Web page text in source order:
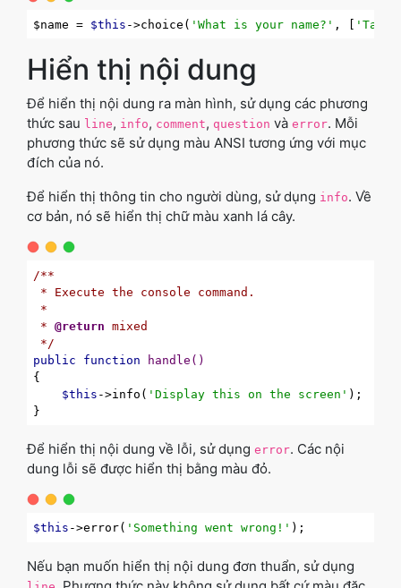
$name = $this ->choice( 'What is your name?' , [
Hiển thị nội dung
Để hiển thị nội dung ra màn hình, sử dụng các phương
thức sau line, info, comment, question và error. Mỗi
phương thức sẽ sử dụng màu ANSI tương ứng với mục
đích của nó.
Để hiển thị thông tin cho người dùng, sử dụng info. Về
cơ bản, nó sẽ hiển thị chữ màu xanh lá cây.
/**
* Execute the console command.
*
* @return mixed
*/
public
function handle ()
{
$this ->info( 'Display this on the screen' );
Để hiển thị nội dung về lỗi, sử dụng error. Các nội
dung lỗi sẽ được hiển thị bằng màu đỏ.
$this ->error( 'Something went wrong!'
Nếu bạn muốn hiển thị nội dung đơn thuẩn, sử dụng